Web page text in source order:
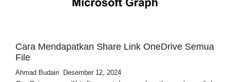
Cara Mendapatkan Share Link OneDrive Semua
File
Ahmad Budairi Desember 12, 2024